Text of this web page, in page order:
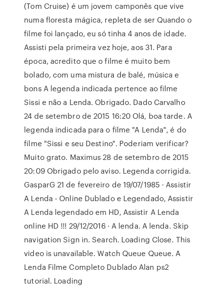
(Tom Cruise) é um jovem camponês que vive
numa floresta mágica, repleta de ser Quando o
filme foi lançado, eu só tinha 4 anos de idade.
Assisti pela primeira vez hoje, aos 31. Para
época, acredito que o filme é muito bem
bolado, com uma mistura de balé, música e
bons A legenda indicada pertence ao filme
Sissi e não a Lenda. Obrigado. Dado Carvalho
24 de setembro de 2015 16:20 Olá, boa tarde. A
legenda indicada para o filme "A Lenda", é do
filme "Sissi e seu Destino". Poderiam verificar?
Muito grato. Maximus 28 de setembro de 2015
20:09 Obrigado pelo aviso. Legenda corrigida.
GasparG 21 de fevereiro de 19/07/1985 · Assistir
A Lenda - Online Dublado e Legendado, Assistir
A Lenda legendado em HD, Assistir A Lenda
online HD !!! 29/12/2016 · A lenda. A lenda. Skip
navigation Sign in. Search. Loading Close. This
video is unavailable. Watch Queue Queue. A
Lenda Filme Completo Dublado Alan ps2
tutorial. Loading